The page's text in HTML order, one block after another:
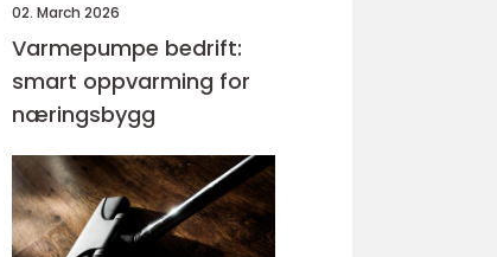
02. March 2026
Varmepumpe bedrift:
smart oppvarming for
næringsbygg